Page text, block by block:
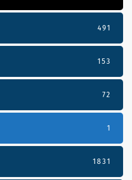
491
153
72
1
1831